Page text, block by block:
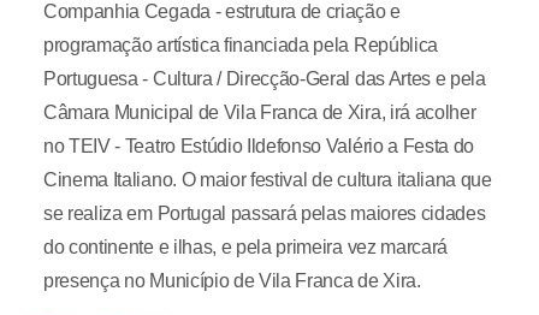
Companhia Cegada - estrutura de criação e
programação artística financiada pela República
Portuguesa - Cultura / Direcção-Geral das Artes e pela
Câmara Municipal de Vila Franca de Xira, irá acolher
no TEIV - Teatro Estúdio Ildefonso Valério a Festa do
Cinema Italiano. O maior festival de cultura italiana que
se realiza em Portugal passará pelas maiores cidades
do continente e ilhas, e pela primeira vez marcará
presença no Município de Vila Franca de Xira.